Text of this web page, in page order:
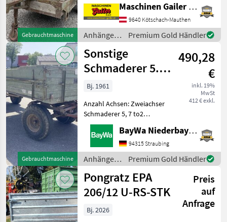
Gebrauchtmaschine
L/B/H: 350/160/180cm *
Platz für ca. 6 Kühe *
Aufbau aus Holz * V
Maschinen Gailer GmbH
9640 Kötschach-Mauthen
Anhänger /
Sonstige
Premium Gold Händler
Gebrauchtmaschine
Sonstige
Schmaderer 5.7
Tonnen
490,28
€
inkl. 19%
MwSt
412 € exkl.
Bj. 1961
Anzahl Achsen: Zweiachser
Schmaderer 5, 7 to2
Seitenkipper mit
HandpumpeAuflaufbremseBrücken-
Maße: 5m x 1, 85m x 0,
64mStahlunterbauHolzboden
und BordwändeHolzboden
mus
BayWa Niederbayern
94315 Straubing
Anhänger /
Sonstige
Premium Gold Händler
Pongratz EPA
206/12 U-RS-STK
Preis
auf
Anfrage
Bj. 2026